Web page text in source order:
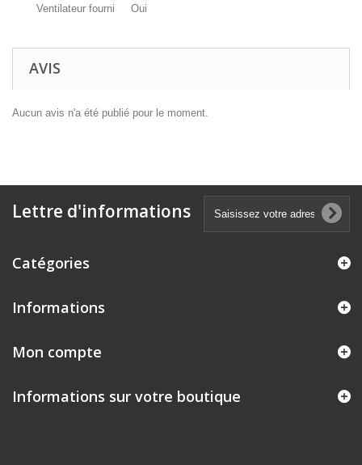
Ventilateur fourni Oui
AVIS
Aucun avis n'a été publié pour le moment.
Lettre d'informations
Catégories
Informations
Mon compte
Informations sur votre boutique